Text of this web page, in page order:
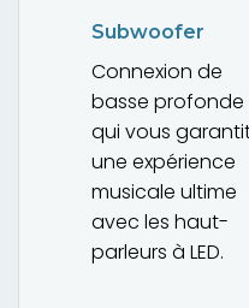
Subwoofer
Connexion de
basse profonde
qui vous
une expérience
musicale ultime
avec les haut-
parleurs à LED.